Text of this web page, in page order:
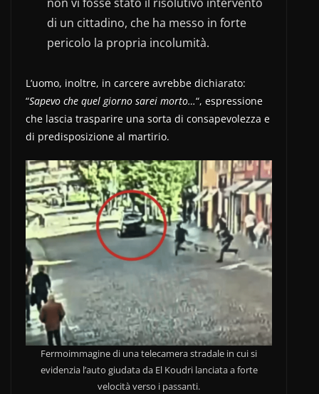
di un cittadino, che ha messo in forte
pericolo la propria incolumità.
L’uomo, inoltre, in carcere avrebbe dichiarato:
“Sapevo che quel giorno sarei morto…“, espressione
che lascia trasparire una sorta di consapevolezza e
di predisposizione al martirio.
Fermoimmagine di una telecamera stradale in cui si
evidenzia l’auto giudata da El Koudri lanciata a forte
velocità verso i passanti.